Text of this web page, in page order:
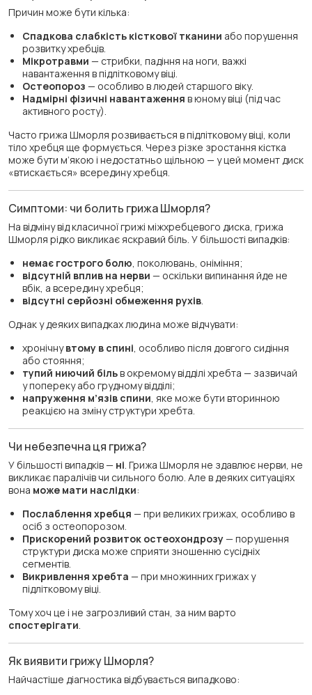
Причин може бути кілька:
Спадкова слабкість кісткової тканини або порушення
розвитку хребців.
Мікротравми — стрибки, падіння на ноги, важкі
навантаження в підлітковому віці.
Остеопороз — особливо в людей старшого віку.
Надмірні фізичні навантаження в юному віці (під час
активного росту).
Часто грижа Шморля розвивається в підлітковому віці, коли
тіло хребця ще формується. Через різке зростання кістка
може бути м’якою і недостатньо щільною — у цей момент диск
«втискається» всередину хребця.
Симптоми: чи болить грижа Шморля?
На відміну від класичної грижі міжхребцевого диска, грижа
Шморля рідко викликає яскравий біль. У більшості випадків:
немає гострого болю , поколювань, оніміння;
відсутній вплив на нерви — оскільки випинання йде не
вбік, а всередину хребця;
відсутні серйозні обмеження рухів
Однак у деяких випадках людина може відчувати:
хронічнувтому в спині , особливо після довгого сидіння
або стояння;
тупий ниючий більв окремому відділі хребта — зазвичай
у попереку або грудному відділі;
напруження м’язів спини , яке може бути вторинною
реакцією на зміну структури хребта.
Чи небезпечна ця грижа?
У більшості випадків — ні . Грижа Шморля не здавлює нерви, не
викликає паралічів чи сильного болю. Але в деяких ситуаціях
вона може мати наслідки:
Послаблення хребця — при великих грижах, особливо в
осіб з остеопорозом.
Прискорений розвиток остеохондрозу— порушення
структури диска може сприяти зношенню сусідніх
сегментів.
Викривлення хребта — при множинних грижах у
підлітковому віці.
Тому хоч це і не загрозливий стан, за ним варто
спостерігати
Як виявити грижу Шморля?
Найчастіше діагностика відбувається випадково: